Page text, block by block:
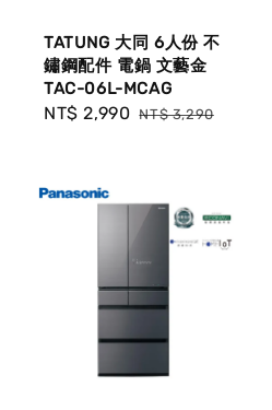
TATUNG 大同 6人份 不
鏽鋼配件 電鍋 文藝金
TAC-06L-MCAG
Sale
NT$ 2,990 Regular
NT$ 3,290